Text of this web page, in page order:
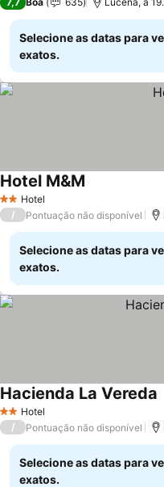
Selecione as datas para
exatos.
2 Estrelas
Hotel
Hotel M&M
/ Pontuação não disponível
Selecione as datas para
exatos.
2 Estrelas
Hotel
Hacienda La Vereda
/ Pontuação não disponível
Selecione as datas para
exatos.